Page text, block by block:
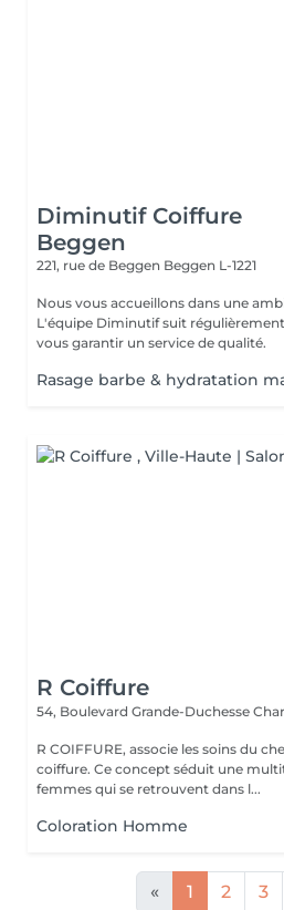
Diminutif Coiffure
Beggen
221, rue de Beggen Beggen L-1221
Nous vous accueillons dans une
L'équipe Diminutif suit
vous garantir un service de qualité.
Rasage barbe & hydratation
R Coiffure
54, Boulevard Grande-Duchesse
R COIFFURE, associe les soins du
coiffure. Ce concept séduit une
femmes qui se retrouvent dans l...
Coloration Homme
« 1 2 3